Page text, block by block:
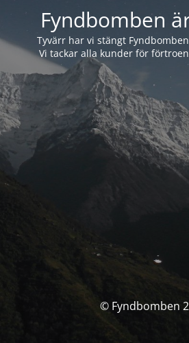
Fyndbomben
Tyvärr har vi stängt
Vi tackar alla kunder för
© Fyndbomben